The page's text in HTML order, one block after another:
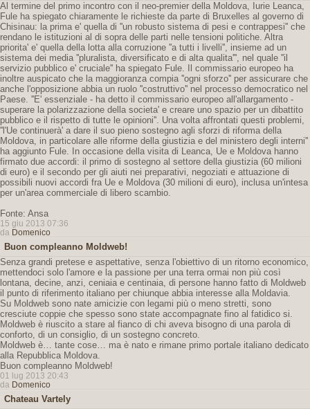
Al termine del primo incontro con il neo-premier della Moldova, Iurie Leanca,
Fule ha spiegato chiaramente le richieste da parte di Bruxelles al governo di
Chisinau: la prima e' quella di ''un robusto sistema di pesi e contrappesi'' che
rendano le istituzioni al di sopra delle parti nelle tensioni politiche. Altra
priorita' e' quella della lotta alla corruzione ''a tutti i livelli'', insieme ad un
sistema dei media ''pluralista, diversificato e di alta qualita''', nel quale ''il
servizio pubblico e' cruciale'' ha spiegato Fule. Il commissario europeo ha
inoltre auspicato che la maggioranza compia ''ogni sforzo'' per assicurare che
anche l'opposizione abbia un ruolo ''costruttivo'' nel processo democratico nel
Paese. ''E' essenziale - ha detto il commissario europeo all'allargamento -
superare la polarizzazione della societa' e creare uno spazio per un dibattito
pubblico e il rispetto di tutte le opinioni''. Una volta affrontati questi problemi,
''l'Ue continuerà' a dare il suo pieno sostegno agli sforzi di riforma della
Moldova, in particolare alle riforme della giustizia e del ministero degli interni''
ha aggiunto Fule. In occasione della visita di Leanca, Ue e Moldova hanno
firmato due accordi: il primo di sostegno al settore della giustizia (60 milioni
di euro) e il secondo per gli aiuti nei preparativi, negoziati e attuazione di
possibili nuovi accordi fra Ue e Moldova (30 milioni di euro), inclusa un'intesa
per un'area commerciale di libero scambio.
Fonte: Ansa
15 giu 2013 07:36
da Domenico
Buon compleanno Moldweb!
Senza grandi pretese e aspettative, senza l'obiettivo di un ritorno economico,
mettendoci solo l'amore e la passione per una terra ormai non più così
lontana, decine, anzi, ceniaia e centinaia, di persone hanno fatto di Moldweb
il punto di riferimento italiano per chiunque abbia interesse alla Moldavia.
Su Moldweb sono nate amicizie con legami più o meno stretti, sono
cresciute coppie che spesso sono state accompagnate fino al fatidico si.
Moldweb è riuscito a stare al fianco di chi aveva bisogno di una parola di
conforto, di un consiglio, di un sostegno concreto.
Moldweb è… tante cose… ma è nato e rimane primo portale italiano dedicato
alla Repubblica Moldova.
Buon compleanno Moldweb!
01 lug 2013 20:43
da Domenico
Chateau Vartely